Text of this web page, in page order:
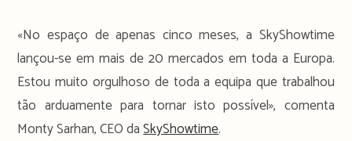
«No espaço de apenas cinco meses, a SkyShowtime
lançou-se em mais de 20 mercados em toda a Europa.
Estou muito orgulhoso de toda a equipa que trabalhou
tão arduamente para tornar isto possível», comenta
Monty Sarhan, CEO daSkyShowtime.